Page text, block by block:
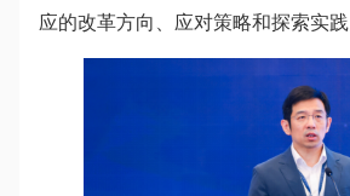
应的改革方向、应对策略和探索实践